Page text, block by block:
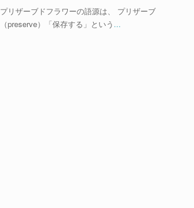
プリザーブドフラワーの語源は、 プリザーブ
（preserve）「保存する」という ...